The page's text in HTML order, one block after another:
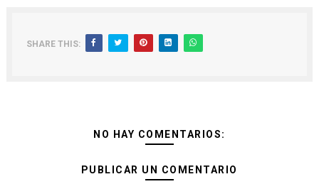
SHARE THIS:
NO HAY COMENTARIOS:
PUBLICAR UN COMENTARIO